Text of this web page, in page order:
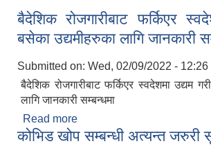
बैदेशिक रोजगारीबाट फर्किएर
बसेका उद्यमीहरुका लागि जानकारी
Submitted on: Wed, 02/09/2022 - 12:26
बैदेशिक रोजगारीबाट फर्किएर स्वदेशमा उद्यम
लागि जानकारी सम्बन्धमा
Read more
बसेका उद्यमीहरुका लागि जानकारी
कोभिड खोप सम्बन्धी अत्यन्त जरुरी